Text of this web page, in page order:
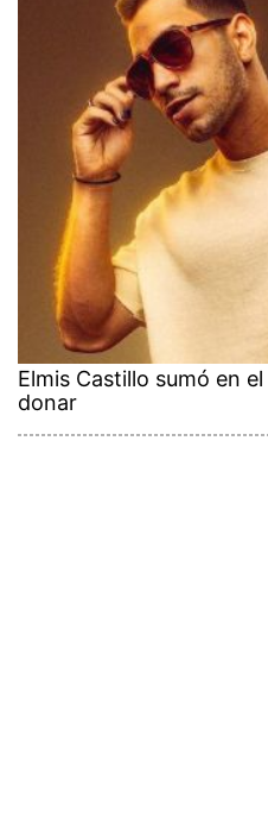
Elmis Castillo sumó en
donar